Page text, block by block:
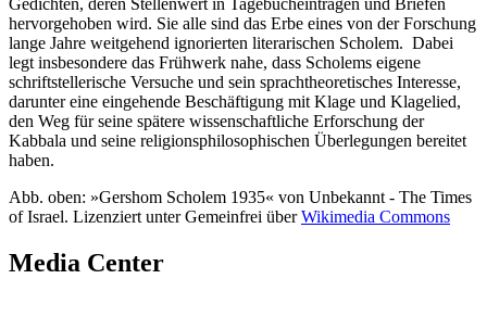
hervorgehoben wird. Sie alle sind das Erbe eines von der Forschung
lange Jahre weitgehend ignorierten literarischen Scholem. Dabei
legt insbesondere das Frühwerk nahe, dass Scholems eigene
schriftstellerische Versuche und sein sprachtheoretisches Interesse,
darunter eine eingehende Beschäftigung mit Klage und Klagelied,
den Weg für seine spätere wissenschaftliche Erforschung der
Kabbala und seine religionsphilosophischen Überlegungen bereitet
haben.
Abb. oben: »Gershom Scholem 1935« von Unbekannt - The Times
of Israel. Lizenziert unter Gemeinfrei überWikimedia Commons
Media Center